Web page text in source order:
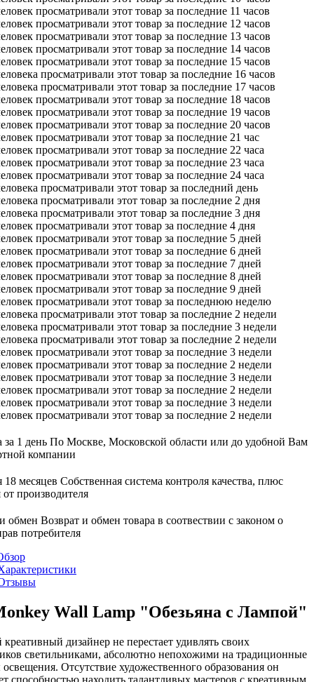
просматривали этот товар за последние 11 часов
просматривали этот товар за последние 12 часов
просматривали этот товар за последние 13 часов
просматривали этот товар за последние 14 часов
просматривали этот товар за последние 15 часов
просматривали этот товар за последние 16 часов
просматривали этот товар за последние 17 часов
просматривали этот товар за последние 18 часов
просматривали этот товар за последние 19 часов
просматривали этот товар за последние 20 часов
просматривали этот товар за последние 21 час
просматривали этот товар за последние 22 часа
просматривали этот товар за последние 23 часа
просматривали этот товар за последние 24 часа
просматривали этот товар за последний день
просматривали этот товар за последние 2 дня
просматривали этот товар за последние 3 дня
просматривали этот товар за последние 4 дня
просматривали этот товар за последние 5 дней
просматривали этот товар за последние 6 дней
просматривали этот товар за последние 7 дней
просматривали этот товар за последние 8 дней
просматривали этот товар за последние 9 дней
просматривали этот товар за последнюю неделю
просматривали этот товар за последние 2 недели
просматривали этот товар за последние 3 недели
просматривали этот товар за последние 2 недели
просматривали этот товар за последние 3 недели
просматривали этот товар за последние 2 недели
просматривали этот товар за последние 3 недели
просматривали этот товар за последние 2 недели
просматривали этот товар за последние 3 недели
просматривали этот товар за последние 2 недели
за 1 день По Москве, Московской области или до удобной Вам
компании
18 месяцев Собственная система контроля качества, плюс
от производителя
обмен Возврат и обмен товара в соотвествии с законом о
потребителя
Wall Lamp "Обезьяна с Лампой"
дизайнер не перестает удивлять своих
светильниками, абсолютно непохожими на традиционные
Отсутствие художественного образования он
способностью находить талантливых мастеров с креативным